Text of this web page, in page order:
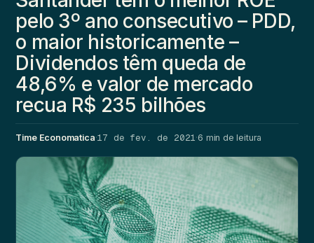
pelo 3º ano consecutivo – PDD,
o maior historicamente –
Dividendos têm queda de
48,6% e valor de mercado
recua R$ 235 bilhões
Time Economatica·17 de fev. de 2021·6 min de leitura